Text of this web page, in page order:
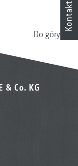
Do góry
& Co. KG
Kontakt